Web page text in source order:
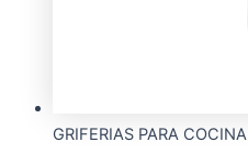
GRIFERIAS PARA COCINA